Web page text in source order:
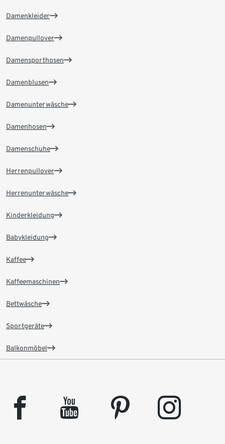
Damenkleider
Damenpullover
Damensporthosen
Damenblusen
Damenunterwäsche
Damenhosen
Damenschuhe
Herrenpullover
Herrenunterwäsche
Kinderkleidung
Babykleidung
Kaffee
Kaffeemaschinen
Bettwäsche
Sportgeräte
Balkonmöbel
facebook youtube pinterest instagram